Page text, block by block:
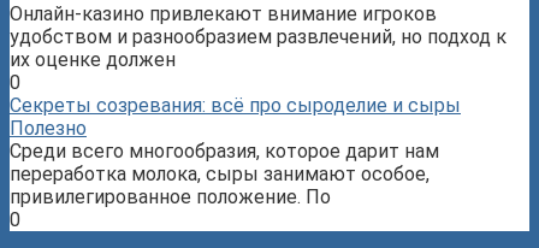
Онлайн-казино привлекают внимание игроков
удобством и разнообразием развлечений, но подход к
их оценке должен
0
Секреты созревания: всё про сыроделие и сыры
Полезно
Среди всего многообразия, которое дарит нам
переработка молока, сыры занимают особое,
привилегированное положение. По
0